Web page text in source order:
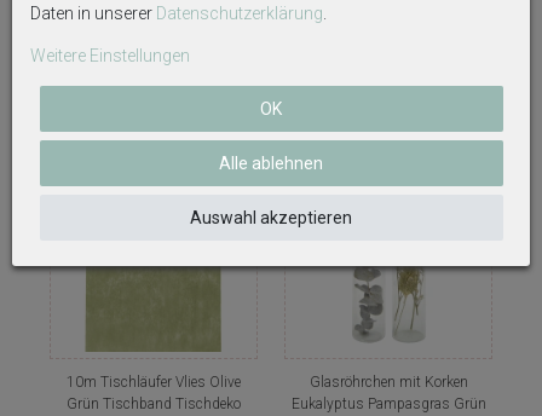
Deko 10cm
10m Tischläufer Vlies Olive
Grün Tischband Tischdeko
Glasröhrchen mit Korken
Eukalyptus Pampasgras Grün
Daten in unserer Daten­schutz­erklärung.
Weitere Einstellungen
OK
Alle ablehnen
Auswahl akzeptieren